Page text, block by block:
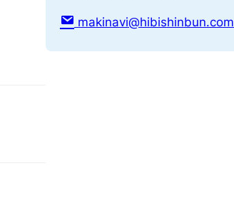
makinavi@hibishinbun.com